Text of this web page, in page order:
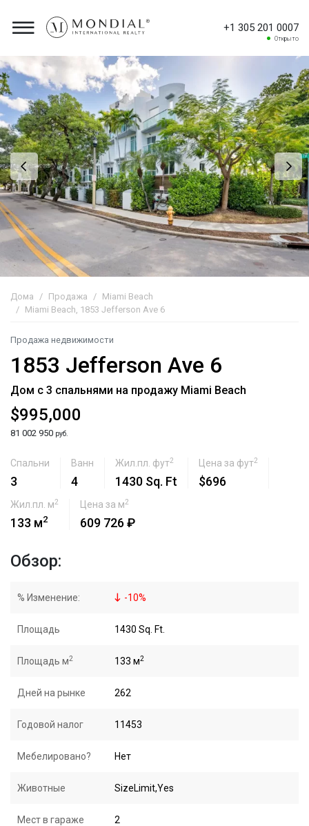
+1 305 201 0007
Открыто
Дома Продажа
Miami Beach
Miami Beach, 1853 Jefferson Ave 6
Продажа недвижимости
1853 Jefferson Ave 6
Дом с 3 спальнями на продажу Miami Beach
$995,000
81 002 950 руб.
Спальни
3
Ванн
4
Жил.пл. фут2
1430 Sq. Ft
Цена за фут2
$696
Жил.пл. м2
133 м2
Цена за м2
609 726 ₽
Обзор:
% Изменение: -10%
Площадь 1430 Sq. Ft.
Площадь м2 133 м2
Дней на рынке 262
Годовой налог 11453
Мебелировано? Нет
Животные SizeLimit,Yes
Мест в гараже 2